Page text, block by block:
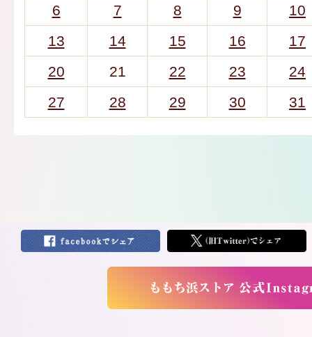
6
7 8 9
10
13
14 15 16
17
20
21 22 23
24
27
28 29 30 31